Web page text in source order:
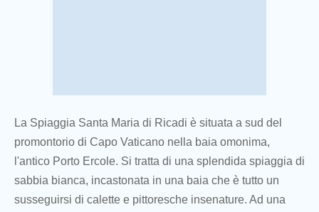
La Spiaggia Santa Maria di Ricadi è situata a sud del
promontorio di Capo Vaticano nella baia omonima,
l'antico Porto Ercole. Si tratta di una splendida spiaggia di
sabbia bianca, incastonata in una baia che è tutto un
susseguirsi di calette e pittoresche insenature. Ad una